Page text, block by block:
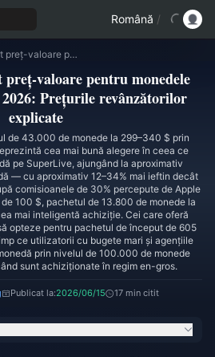
Română /
Cel mai bun raport preț-valoare pentru monedele SuperLive în iunie 2026: Prețurile revânzătorilor explicate
valoare pentru monedele
Prețurile revânzătorilor
explicate
de 43.000 de monede la 299–340 $ prin
cea mai bună alegere în ceea ce
pe SuperLive, ajungând la aproximativ
— cu aproximativ 12–34% mai ieftin decât
comisioanele de 30% percepute de Apple
100 $, pachetul de 13.800 de monede la
mai inteligentă achiziție. Cei care oferă
opteze pentru pachetul de început de 605
ce utilizatorii cu bugete mari și agențiile
prin nivelul de 100.000 de monede
sunt achiziționate în regim en-gros.
Publicat la:2026/06/15 17 min citit